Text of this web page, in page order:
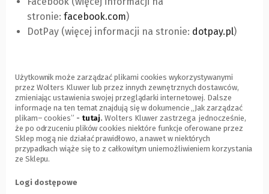
strony)
stronie: facebook.com(Link
do
)
DotPay (więcej informacji na stronie: dotpay.pl(Link
)
Użytkownik może zarządzać plikami cookies wykorzystywanymi
przez Wolters Kluwer lub przez innych zewnętrznych dostawców,
zmieniając ustawienia swojej przeglądarki internetowej. Dalsze
informacje na ten temat znajdują się w dokumencie „Jak zarządzać
plikam– cookies” - tutaj(Link
do
innej
strony)
. Wolters Kluwer zastrzega jednocześnie,
że po odrzuceniu plików cookies niektóre funkcje oferowane przez
Sklep mogą nie działać prawidłowo, a nawet w niektórych
przypadkach wiąże się to z całkowitym uniemożliwieniem korzystania
ze Sklepu.
Logi dostępowe